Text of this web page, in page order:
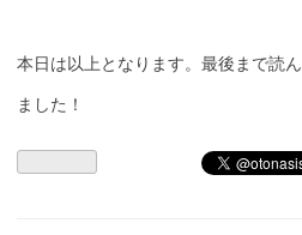
本日は以上となります。最後まで読
ました！